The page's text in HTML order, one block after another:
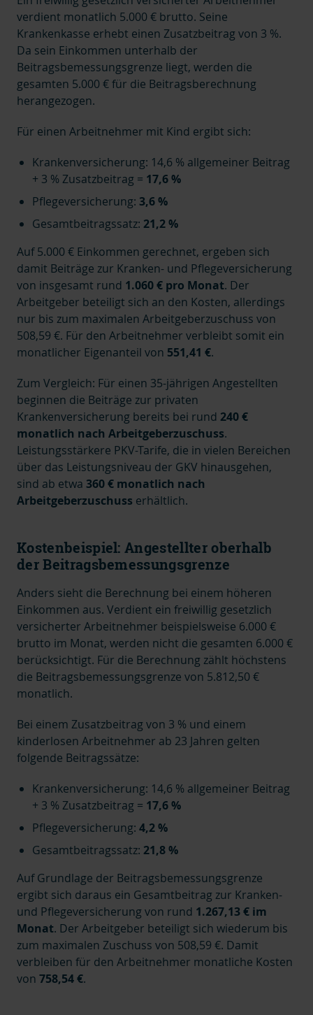
verdient monatlich 5.000 € brutto. Seine
Krankenkasse erhebt einen Zusatzbeitrag von 3 %.
Da sein Einkommen unterhalb der
Beitragsbemessungsgrenze liegt, werden die
gesamten 5.000 € für die Beitragsberechnung
herangezogen.
Für einen Arbeitnehmer mit Kind ergibt sich:
Krankenversicherung: 14,6 % allgemeiner Beitrag
+ 3 % Zusatzbeitrag = 17,6 %
Pflegeversicherung: 3,6 %
Gesamtbeitragssatz: 21,2 %
Auf 5.000 € Einkommen gerechnet, ergeben sich
damit Beiträge zur Kranken- und Pflegeversicherung
von insgesamt rund 1.060 € pro Monat. Der
Arbeitgeber beteiligt sich an den Kosten, allerdings
nur bis zum maximalen Arbeitgeberzuschuss von
508,59 €. Für den Arbeitnehmer verbleibt somit ein
monatlicher Eigenanteil von 551,41 €.
Zum Vergleich: Für einen 35-jährigen Angestellten
beginnen die Beiträge zur privaten
Krankenversicherung bereits bei rund 240 €
monatlich nach Arbeitgeberzuschuss.
Leistungsstärkere PKV-Tarife, die in vielen Bereichen
über das Leistungsniveau der GKV hinausgehen,
sind ab etwa 360 € monatlich nach
Arbeitgeberzuschuss erhältlich.
Kostenbeispiel: Angestellter oberhalb
der Beitragsbemessungsgrenze
Anders sieht die Berechnung bei einem höheren
Einkommen aus. Verdient ein freiwillig gesetzlich
versicherter Arbeitnehmer beispielsweise 6.000 €
brutto im Monat, werden nicht die gesamten 6.000 €
berücksichtigt. Für die Berechnung zählt höchstens
die Beitragsbemessungsgrenze von 5.812,50 €
monatlich.
Bei einem Zusatzbeitrag von 3 % und einem
kinderlosen Arbeitnehmer ab 23 Jahren gelten
folgende Beitragssätze:
Krankenversicherung: 14,6 % allgemeiner Beitrag
+ 3 % Zusatzbeitrag = 17,6 %
Pflegeversicherung: 4,2 %
Gesamtbeitragssatz: 21,8 %
Auf Grundlage der Beitragsbemessungsgrenze
ergibt sich daraus ein Gesamtbeitrag zur Kranken-
und Pflegeversicherung von rund 1.267,13 € im
Monat. Der Arbeitgeber beteiligt sich wiederum bis
zum maximalen Zuschuss von 508,59 €. Damit
verbleiben für den Arbeitnehmer monatliche Kosten
von 758,54 €.